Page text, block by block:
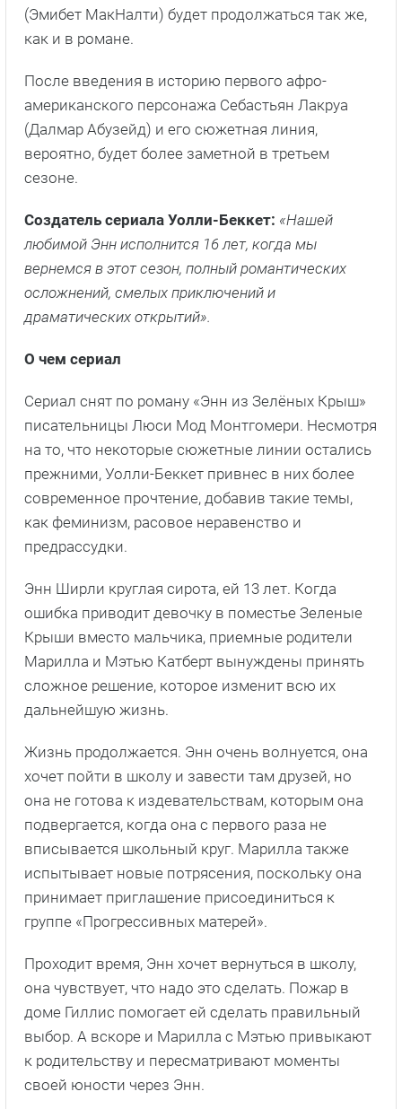
(Эмибет МакНалти) будет продолжаться так же,
как и в романе.
После введения в историю первого афро-
американского персонажа Себастьян Лакруа
(Далмар Абузейд) и его сюжетная линия,
вероятно, будет более заметной в третьем
сезоне.
Создатель сериала Уолли-Беккет: «Нашей
любимой Энн исполнится 16 лет, когда мы
вернемся в этот сезон, полный романтических
осложнений, смелых приключений и
драматических открытий».
О чем сериал
Сериал снят по роману «Энн из Зелёных Крыш»
писательницы Люси Мод Монтгомери. Несмотря
на то, что некоторые сюжетные линии остались
прежними, Уолли-Беккет привнес в них более
современное прочтение, добавив такие темы,
как феминизм, расовое неравенство и
предрассудки.
Энн Ширли круглая сирота, ей 13 лет. Когда
ошибка приводит девочку в поместье Зеленые
Крыши вместо мальчика, приемные родители
Марилла и Мэтью Катберт вынуждены принять
сложное решение, которое изменит всю их
дальнейшую жизнь.
Жизнь продолжается. Энн очень волнуется, она
хочет пойти в школу и завести там друзей, но
она не готова к издевательствам, которым она
подвергается, когда она с первого раза не
вписывается школьный круг. Марилла также
испытывает новые потрясения, поскольку она
принимает приглашение присоединиться к
группе «Прогрессивных матерей».
Проходит время, Энн хочет вернуться в школу,
она чувствует, что надо это сделать. Пожар в
доме Гиллис помогает ей сделать правильный
выбор. А вскоре и Марилла с Мэтью привыкают
к родительству и пересматривают моменты
своей юности через Энн.